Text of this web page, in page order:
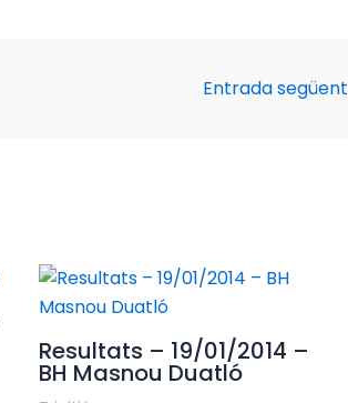
Entrada següent
Resultats – 19/01/2014 –
BH Masnou Duatló